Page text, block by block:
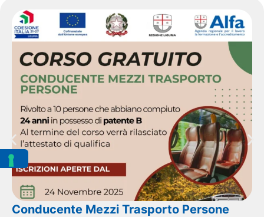
Conducente Mezzi Trasporto Persone